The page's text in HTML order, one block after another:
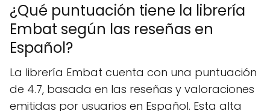
¿Qué puntuación tiene la librería
Embat según las reseñas en
Español?
La librería Embat cuenta con una puntuación
de 4.7, basada en las reseñas y valoraciones
emitidas por usuarios en Español. Esta alta